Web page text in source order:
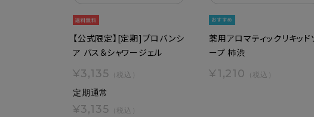
【公式限定】[定期]プロバンシ
ア バス＆シャワージェル
¥3,135 （税込）
定期通常
¥3,135 （税込）
薬用アロマティックリキッド
ープ 柿渋
¥1,210 （税込）